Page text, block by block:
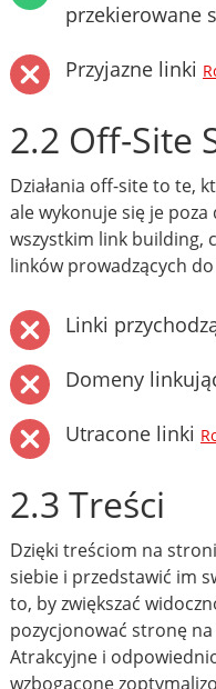
przekierowane
Przyjazne linki
2.2 Off-Site
Działania off-site to te,
ale wykonuje się je
wszystkim link building,
linków prowadzących
Linki
Domeny
Utracone linki
2.3 Treści
Dzięki treściom na
siebie i przedstawić im
to, by zwiększać
pozycjonować stronę na
Atrakcyjne i
wzbogacone